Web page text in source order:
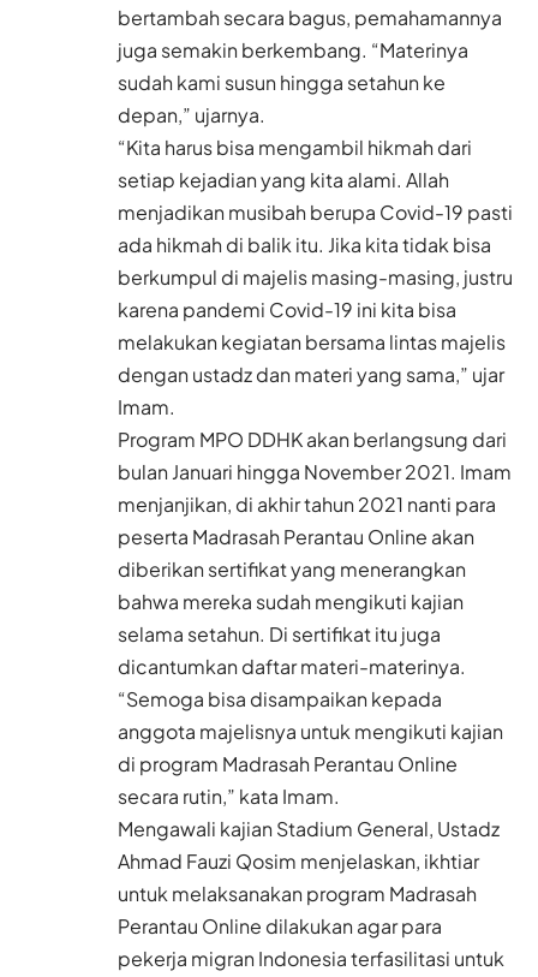
bertambah secara bagus, pemahamannya
juga semakin berkembang. “Materinya
sudah kami susun hingga setahun ke
depan,” ujarnya.
“Kita harus bisa mengambil hikmah dari
setiap kejadian yang kita alami. Allah
menjadikan musibah berupa Covid-19 pasti
ada hikmah di balik itu. Jika kita tidak bisa
berkumpul di majelis masing-masing, justru
karena pandemi Covid-19 ini kita bisa
melakukan kegiatan bersama lintas majelis
dengan ustadz dan materi yang sama,” ujar
Imam.
Program MPO DDHK akan berlangsung dari
bulan Januari hingga November 2021. Imam
menjanjikan, di akhir tahun 2021 nanti para
peserta Madrasah Perantau Online akan
diberikan sertifikat yang menerangkan
bahwa mereka sudah mengikuti kajian
selama setahun. Di sertifikat itu juga
dicantumkan daftar materi-materinya.
“Semoga bisa disampaikan kepada
anggota majelisnya untuk mengikuti kajian
di program Madrasah Perantau Online
secara rutin,” kata Imam.
Mengawali kajian Stadium General, Ustadz
Ahmad Fauzi Qosim menjelaskan, ikhtiar
untuk melaksanakan program Madrasah
Perantau Online dilakukan agar para
pekerja migran Indonesia terfasilitasi untuk